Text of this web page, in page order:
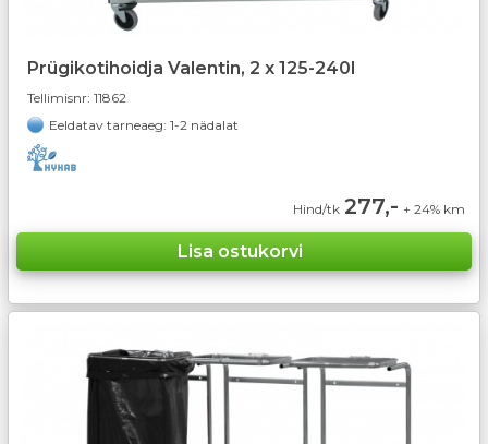
Prügikotihoidja Valentin, 2 x 125-240l
Tellimisnr: 11862
Eeldatav tarneaeg: 1-2 nädalat
Hind/tk 277,- + 24% km